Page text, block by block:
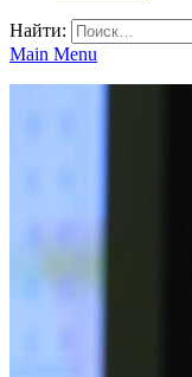
Найти:
Main Menu